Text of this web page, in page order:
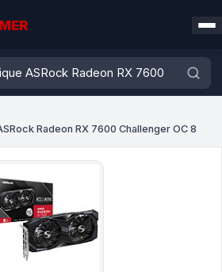
Radeon RX 7600 Challenger OC 8